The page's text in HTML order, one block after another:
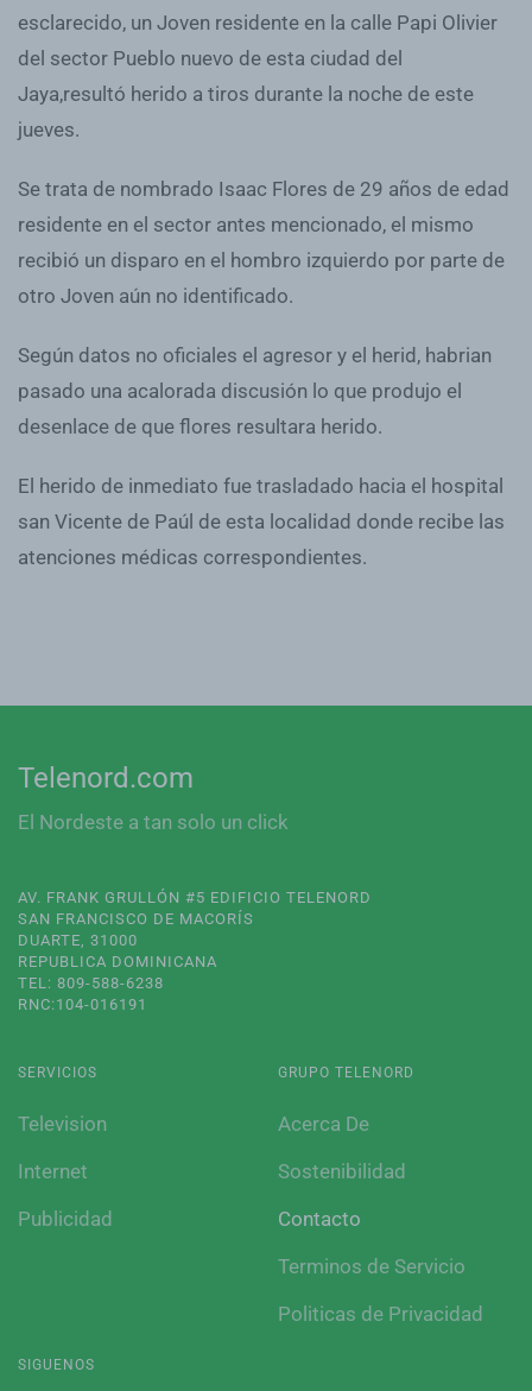
esclarecido, un Joven residente en la calle Papi Olivier
del sector Pueblo nuevo de esta ciudad del
Jaya,resultó herido a tiros durante la noche de este
jueves.
Se trata de nombrado Isaac Flores de 29 años de edad
residente en el sector antes mencionado, el mismo
recibió un disparo en el hombro izquierdo por parte de
otro Joven aún no identificado.
Según datos no oficiales el agresor y el herid, habrian
pasado una acalorada discusión lo que produjo el
desenlace de que flores resultara herido.
El herido de inmediato fue trasladado hacia el hospital
san Vicente de Paúl de esta localidad donde recibe las
atenciones médicas correspondientes.
Telenord.com
El Nordeste a tan solo un click
AV. FRANK GRULLÓN #5 EDIFICIO TELENORD
SAN FRANCISCO DE MACORÍS
DUARTE, 31000
REPUBLICA DOMINICANA
TEL: 809-588-6238
RNC:104-016191
SERVICIOS
Television
Internet
Publicidad
GRUPO TELENORD
Acerca De
Sostenibilidad
Contacto
Terminos de Servicio
Politicas de Privacidad
SIGUENOS